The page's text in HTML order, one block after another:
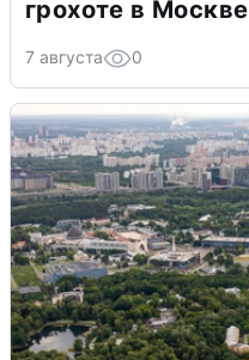
грохоте в Москве
7 августа 0